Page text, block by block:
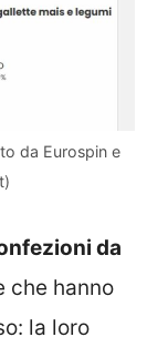
da Eurospin e
da
che hanno
la loro